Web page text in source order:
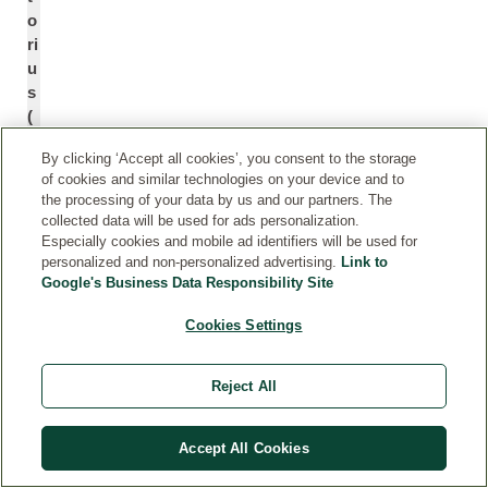
o
ri
u
s
(
By clicking ‘Accept all cookies’, you consent to the storage
of cookies and similar technologies on your device and to
the processing of your data by us and our partners. The
collected data will be used for ads personalization.
Especially cookies and mobile ad identifiers will be used for
personalized and non-personalized advertising. Link to
Google's Business Data Responsibility Site
Cookies Settings
Reject All
Accept All Cookies